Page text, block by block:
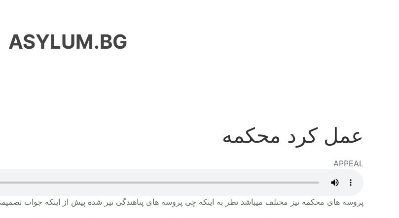
ASYLUM.BG
عمل کرد محکمه
APPEAL
پروسه های محکمه نیز مختلف میباشد نظر به اینکه چی پروسه های پناهندگی تیر شده پیش از اینکه جواب